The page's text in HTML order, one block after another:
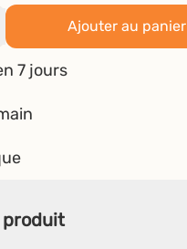
Ajouter au panier
7 jours
produit